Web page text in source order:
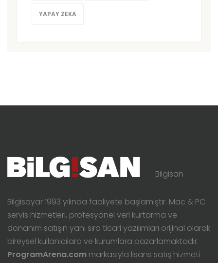
YAPAY ZEKA
Bilgisan
Bilgisayar 1993 yılında faaliyete başlamıştır. Mac & PC
servis hizmetleri, profesyonel veri kurtarma ve
donanım satışın yanı sıra ticari yazılımları orijinal olarak
bireysel kullanıcılara ve kurumlara pazarlamaktadır.
ProgramArena.com markasıyla lisans satış hizmeti